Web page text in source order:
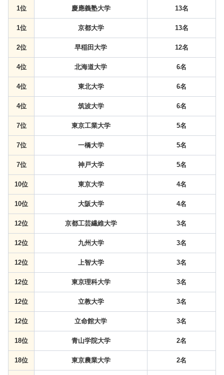
1位 慶應義塾大学 13名
1位 京都大学 13名
2位 早稲田大学 12名
4位 北海道大学 6名
4位 東北大学 6名
4位 筑波大学 6名
7位 東京工業大学 5名
7位 一橋大学 5名
7位 神戸大学 5名
10位 東京大学 4名
10位 大阪大学 4名
12位 京都工芸繊維大学 3名
12位 九州大学 3名
12位 上智大学 3名
12位 東京理科大学 3名
12位 立教大学 3名
12位 立命館大学 3名
18位 青山学院大学 2名
18位 東京農業大学 2名